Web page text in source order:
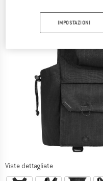
Viste dettagliate
IMPOSTAZIONI